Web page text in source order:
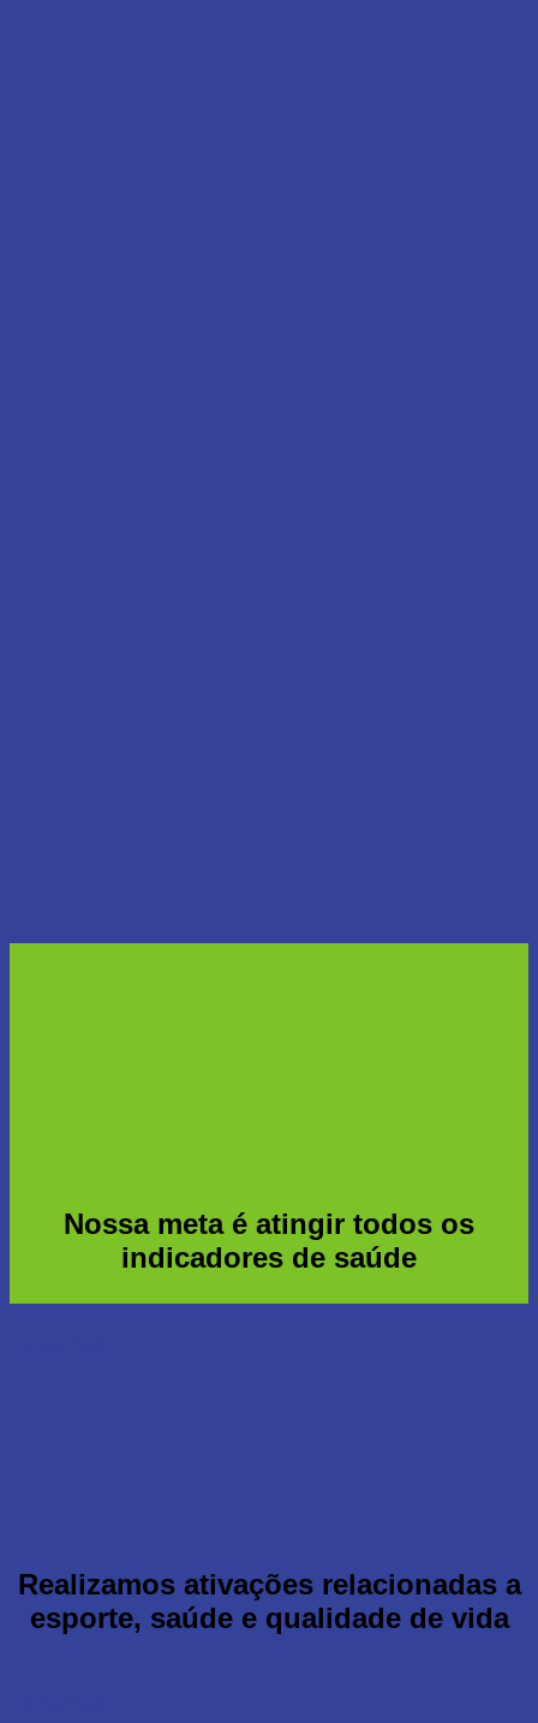
Nossa meta é atingir todos os
indicadores de saúde
Realizamos ativações relacionadas a
esporte, saúde e qualidade de vida